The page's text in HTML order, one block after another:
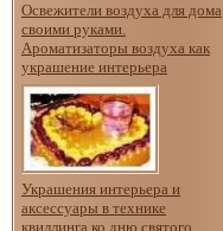
Освежители воздуха для дома
своими руками.
Ароматизаторы воздуха как
украшение интерьера
Украшения интерьера и
аксессуары в технике
квиллинга ко дню святого